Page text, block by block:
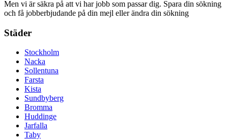
Men vi är säkra på att vi har jobb som passar dig. Spara din sökning
och få jobberbjudande på din mejl eller ändra din sökning
Städer
Stockholm
Nacka
Sollentuna
Farsta
Kista
Sundbyberg
Bromma
Huddinge
Jarfalla
Taby